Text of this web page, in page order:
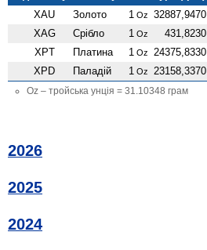
XAU
Золото 1 Oz 32887,9470
XAG Срібло 1 Oz 431,8230
XPT Платина 1 Oz 24375,8330
XPD Паладій 1 Oz 23158,3370
Oz – тройська унція = 31.10348 грам
2026
2025
2024